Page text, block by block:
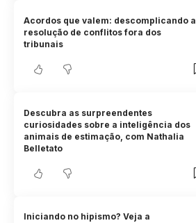
Acordos que valem: descomplicando a
resolução de conflitos fora dos
tribunais
Descubra as surpreendentes
curiosidades sobre a inteligência dos
animais de estimação, com Nathalia
Belletato
Iniciando no hipismo? Veja a